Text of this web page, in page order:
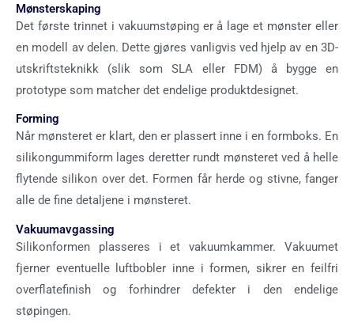
Mønsterskaping
Det første trinnet i vakuumstøping er å lage et mønster eller
en modell av delen. Dette gjøres vanligvis ved hjelp av en 3D-
utskriftsteknikk (slik som SLA eller FDM) å bygge en
prototype som matcher det endelige produktdesignet.
Forming
Når mønsteret er klart, den er plassert inne i en formboks. En
silikongummiform lages deretter rundt mønsteret ved å helle
flytende silikon over det. Formen får herde og stivne, fanger
alle de fine detaljene i mønsteret.
Vakuumavgassing
Silikonformen plasseres i et vakuumkammer. Vakuumet
fjerner eventuelle luftbobler inne i formen, sikrer en feilfri
overflatefinish og forhindrer defekter i den endelige
støpingen.